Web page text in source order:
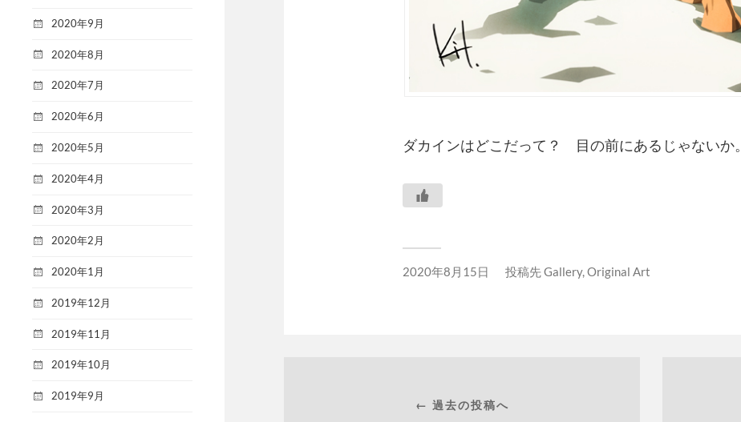
2020年9月
2020年8月
2020年7月
2020年6月
2020年5月
2020年4月
2020年3月
2020年2月
2020年1月
2019年12月
2019年11月
2019年10月
2019年9月
ダカインはどこだって？ 目の前にあるじゃないか。
2020年8月15日 投稿先Gallery, Original Art
← 過去の投稿へ